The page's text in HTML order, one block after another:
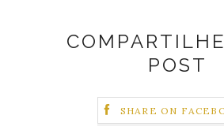
POST
SHARE ON